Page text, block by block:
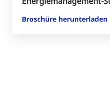
Broschüre herunterladen